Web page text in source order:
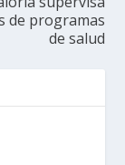
de programas
de salud